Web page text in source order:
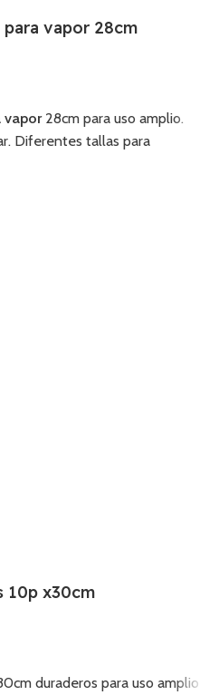
vapor 28cm
vapor28cm para uso amplio.
Diferentes tallas para
10p x30cm
duraderos para uso amplio